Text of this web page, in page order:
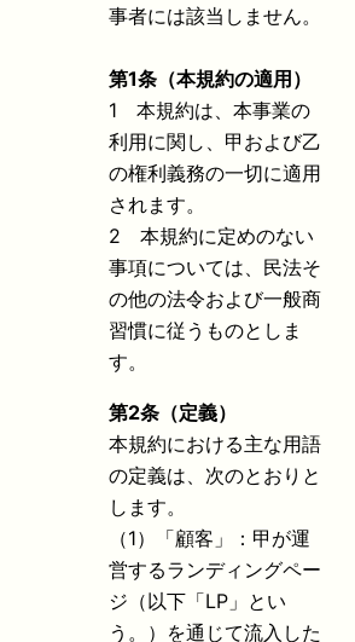
事者には該当しません。
第1条（本規約の適用）
1 本規約は、本事業の
利用に関し、甲および乙
の権利義務の一切に適用
されます。
2 本規約に定めのない
事項については、民法そ
の他の法令および一般商
習慣に従うものとしま
す。
第2条（定義）
本規約における主な用語
の定義は、次のとおりと
します。
（1）「顧客」：甲が運
営するランディングペー
ジ（以下「LP」とい
う。）を通じて流入した